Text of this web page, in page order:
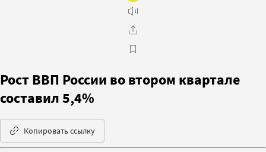
Рост ВВП России во втором квартале
составил 5,4%
Копировать ссылку